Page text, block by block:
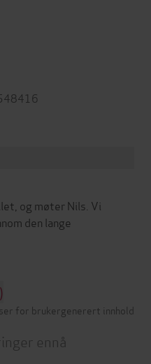
og møter Nils. Vi
den lange
for brukergenerert innhold
ennå